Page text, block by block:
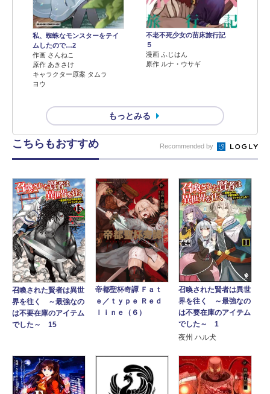
私、蜘蛛なモンスターをテイ
ムしたので…2
作画 さんねこ
原作 あきさけ
キャラクター原案 タムラ
ヨウ
不老不死少女の苗床旅行記
５
漫画 ふじはん
原作 ルナ・ウサギ
もっとみる
こちらもおすすめ Recommended by
召喚された賢者は異世
界を往く ～最強なの
は不要在庫のアイテム
でした～ 15
帝都聖杯奇譚 Ｆａｔ
ｅ／ｔｙｐｅ Ｒｅｄ
ｌｉｎｅ（６）
召喚された賢者は異世
界を往く ～最強なの
は不要在庫のアイテム
でした～ 1
夜州 ハル犬